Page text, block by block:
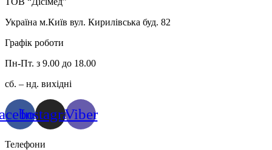
Україна м.Київ вул. Кирилівська буд. 82
Графік роботи
Пн-Пт. з 9.00 до 18.00
сб. – нд. вихідні
InstagramViber
Телефони